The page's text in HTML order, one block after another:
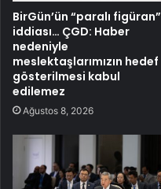
BirGün’ün “paralı figüran”
iddiası… ÇGD: Haber
nedeniyle
meslektaşlarımızın hedef
gösterilmesi kabul
edilemez
Ağustos 8, 2026